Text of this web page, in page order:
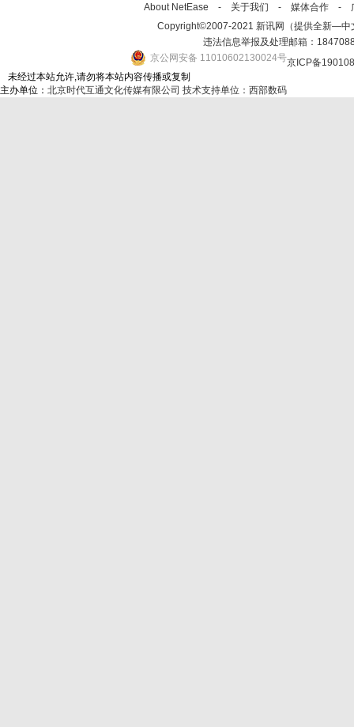
About NetEase - 关于我们 - 媒体合作 -
Copyright©2007-2021 新讯网（提供全新—中
违法信息举报及处理邮箱：
京公网安备 11010602130024号京ICP备
未经过本站允许,请勿将本站内容传播或复制
主办单位： 北京时代互通文化传媒有限公司 技术支持单位：西部数码